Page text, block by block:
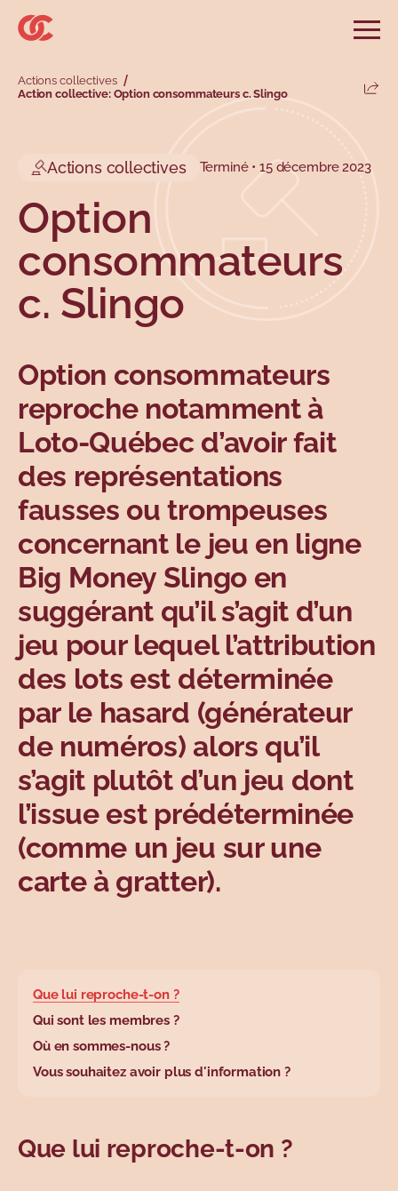
Sauter au menu principal
Sauter au champ de recherche
Sauter au contenu principal
Sauter au pied de page
Rechercher sur le site
Rechercher
Menu secondaire
Menu principal
Profils
Sujets
Types
Sujets
Actions collectives
Action collective: Option consommateurs c. Slingo
Actions collectives Terminé • 15 décembre 2023
Option
consommateurs
c. Slingo
Option consommateurs
reproche notamment à
Loto-Québec d’avoir fait
des représentations
fausses ou trompeuses
concernant le jeu en ligne
Big Money Slingo en
suggérant qu’il s’agit d’un
jeu pour lequel l’attribution
des lots est déterminée
par le hasard (générateur
de numéros) alors qu’il
s’agit plutôt d’un jeu dont
l’issue est prédéterminée
(comme un jeu sur une
carte à gratter).
Que lui reproche-t-on ?
Qui sont les membres ?
Où en sommes-nous ?
Vous souhaitez avoir plus d'information ?
Que lui reproche-t-on ?